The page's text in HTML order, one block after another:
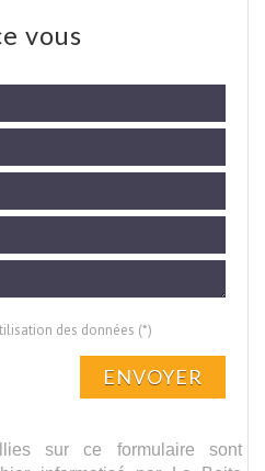
vous
des données (*)
ENVOYER
sur ce formulaire sont